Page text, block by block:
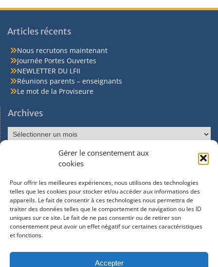
Gérer le consentement aux
cookies
Pour offrir les meilleures expériences, nous utilisons des technologies
telles que les cookies pour stocker et/ou accéder aux informations des
appareils. Le fait de consentir à ces technologies nous permettra de
traiter des données telles que le comportement de navigation ou les ID
uniques sur ce site. Le fait de ne pas consentir ou de retirer son
consentement peut avoir un effet négatif sur certaines caractéristiques
et fonctions.
Accepter
Articles récents
Nous recrutons maintenant
Journée Portes Ouvertes
NEWLETTER DU LFII
Réunions parents – enseignants
Le mot de la Proviseure
Archives
Réseaux sociaux
Facebook
Instagram